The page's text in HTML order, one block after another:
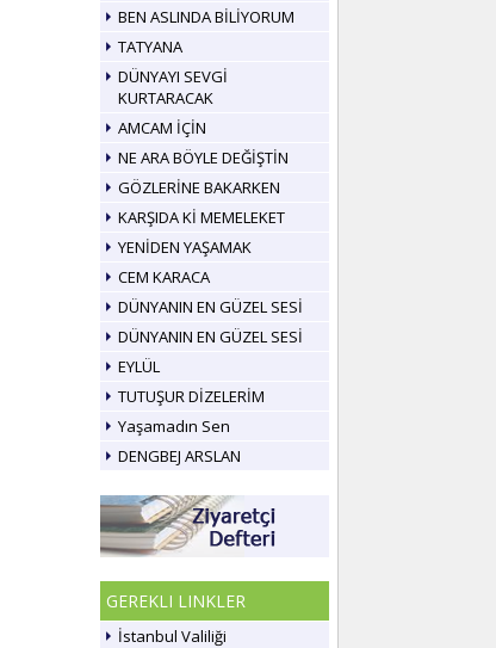
BEN ASLINDA BİLİYORUM
TATYANA
DÜNYAYI SEVGİ
KURTARACAK
AMCAM İÇİN
NE ARA BÖYLE DEĞİŞTİN
GÖZLERİNE BAKARKEN
KARŞIDA Kİ MEMELEKET
YENİDEN YAŞAMAK
CEM KARACA
DÜNYANIN EN GÜZEL SESİ
DÜNYANIN EN GÜZEL SESİ
EYLÜL
TUTUŞUR DİZELERİM
Yaşamadın Sen
DENGBEJ ARSLAN
GEREKLI LINKLER
İstanbul Valiliği